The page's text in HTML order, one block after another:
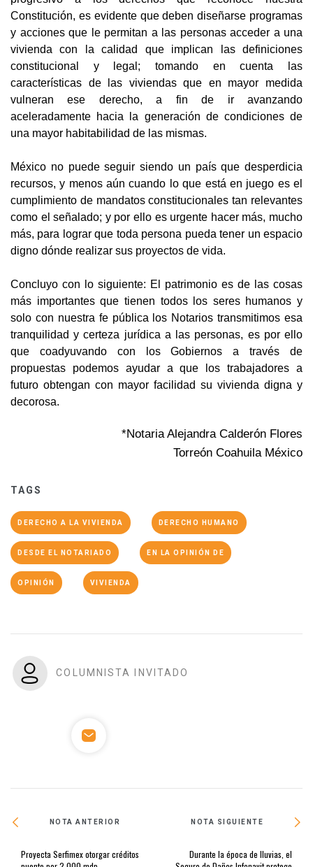
Constitución, es evidente que deben diseñarse programas
y acciones que le permitan a las personas acceder a una
vivienda con la calidad que implican las definiciones
constitucional y legal; tomando en cuenta las
características de las viviendas que en mayor medida
vulneran ese derecho, a fin de ir avanzando
aceleradamente hacia la generación de condiciones de
una mayor habitabilidad de las mismas.
México no puede seguir siendo un país que desperdicia
recursos, y menos aún cuando lo que está en juego es el
cumplimiento de mandatos constitucionales tan relevantes
como el señalado; y por ello es urgente hacer más, mucho
más, para lograr que toda persona pueda tener un espacio
digno dónde realizar sus proyectos de vida.
Concluyo con lo siguiente: El patrimonio es de las cosas
más importantes que tienen todos los seres humanos y
solo con nuestra fe pública los Notarios transmitimos esa
tranquilidad y certeza jurídica a las personas, es por ello
que coadyuvando con los Gobiernos a través de
propuestas podemos ayudar a que los trabajadores a
futuro obtengan con mayor facilidad su vivienda digna y
decorosa.
*Notaria Alejandra Calderón Flores
Torreón Coahuila México
TAGS
DERECHO A LA VIVIENDA DERECHO HUMANO
DESDE EL NOTARIADO EN LA OPINIÓN DE
OPINIÓN VIVIENDA
COLUMNISTA INVITADO
NOTA ANTERIOR
Proyecta Serfimex otorgar créditos
NOTA SIGUIENTE
Durante la época de lluvias, el